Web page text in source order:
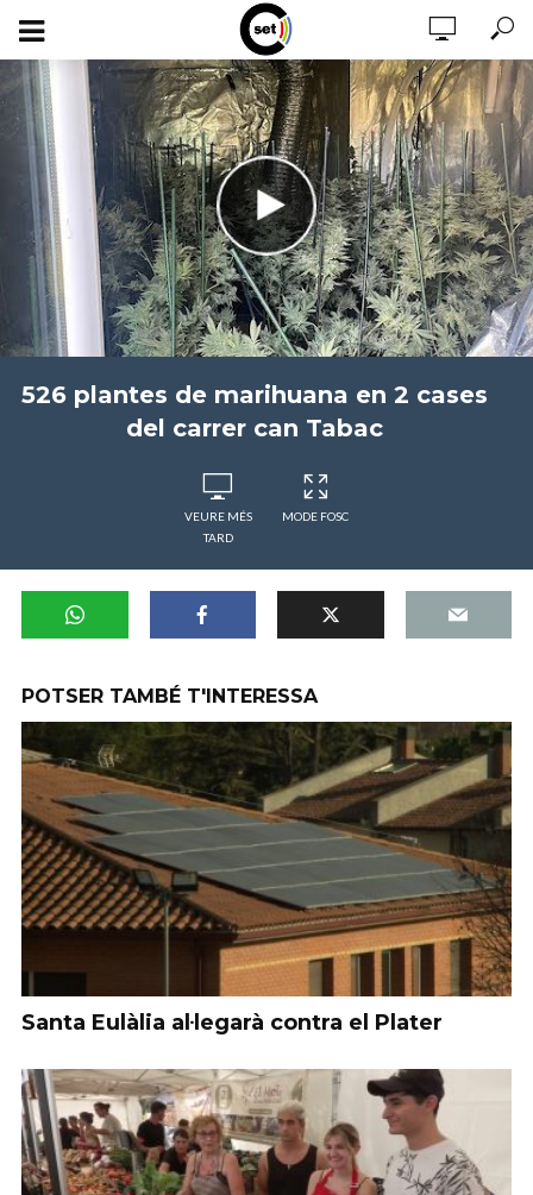
526 plantes de marihuana en 2 cases
del carrer can Tabac
VEURE MÉS
TARD
MODE FOSC
POTSER TAMBÉ T'INTERESSA
Santa Eulàlia al·legarà contra el Plater